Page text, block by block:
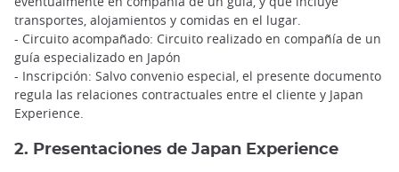
transportes, alojamientos y comidas en el lugar.
- Circuito acompañado: Circuito realizado en compañía de un
guía especializado en Japón
- Inscripción: Salvo convenio especial, el presente documento
regula las relaciones contractuales entre el cliente y Japan
Experience.
2. Presentaciones de Japan Experience